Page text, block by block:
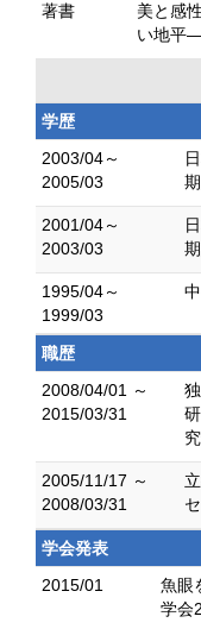
著書
美と感
い地平
学歴
2003/04～
2005/03
2001/04～
2003/03
1995/04～
1999/03
職歴
2008/04/01 ～
2015/03/31
2005/11/17 ～
2008/03/31
学会発表
2015/01
魚眼
学会